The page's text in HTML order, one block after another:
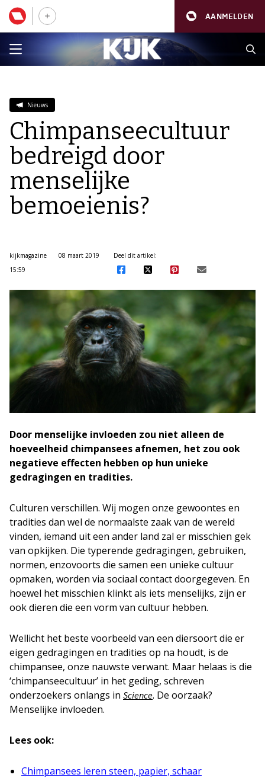
AANMELDEN
Nieuws
Chimpanseecultuur
bedreigd door
menselijke
bemoeienis?
kijkmagazine
08 maart 2019
15:59
Deel dit artikel:
Door menselijke invloeden zou niet alleen de
hoeveelheid chimpansees afnemen, het zou ook
negatieve effecten hebben op hun unieke
gedragingen en tradities.
Culturen verschillen. Wij mogen onze gewoontes en
tradities dan wel de normaalste zaak van de wereld
vinden, iemand uit een ander land zal er misschien gek
van opkijken. Die typerende gedragingen, gebruiken,
normen, enzovoorts die samen een unieke cultuur
opmaken, worden via sociaal contact doorgegeven. En
hoewel het misschien klinkt als iets menselijks, zijn er
ook dieren die een vorm van cultuur hebben.
Wellicht het beste voorbeeld van een diersoort die er
eigen gedragingen en tradities op na houdt, is de
chimpansee, onze nauwste verwant. Maar helaas is die
‘chimpanseecultuur’ in het geding, schreven
onderzoekers onlangs in Science. De oorzaak?
Menselijke invloeden.
Lees ook:
Chimpansees leren steen, papier, schaar